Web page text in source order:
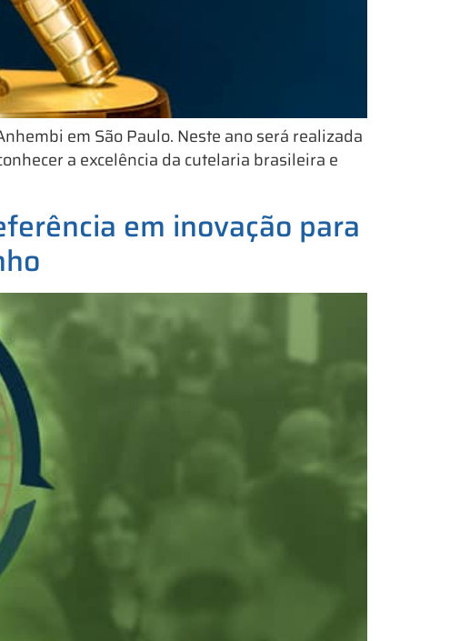
em São Paulo. Neste ano será realizada
a excelência da cutelaria brasileira e
em inovação para